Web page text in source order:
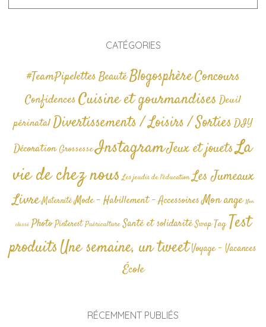
CATÉGORIES
#TeamPipelettesBeautéBlogosphèreConcours
Confidences Cuisine et gourmandises Deuil
périnatalDivertissements / Loisirs / SortiesDIY
Décoration GrossesseInstagramJeux et jouetsLa
vie de chez nous Les jeudis de l'éducation Les Jumeaux
Livre Maternité Mode - Habillement - AccessoiresMon ange Non
classé Photo Pinterest Puériculture Santé et solidarité Swap TagTest
produitsUne semaine, un tweetVoyage - Vacances
École
RÉCEMMENT PUBLIÉS